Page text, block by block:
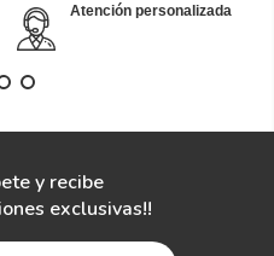
Atención personalizada
y recibe
exclusivas!!